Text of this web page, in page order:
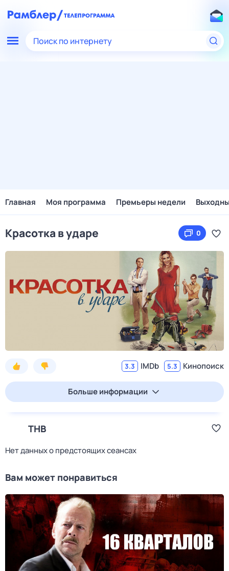
Поиск по интернету
Главная Моя программа Премьеры недели
Красотка в ударе 0
3.3 IMDb 5.3 Кинопоиск
Больше информации
ТНВ
Нет данных о предстоящих сеансах
Вам может понравиться